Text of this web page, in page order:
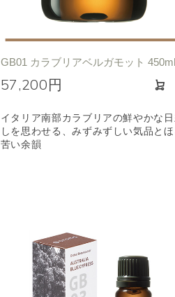
GB01 カラブリアベルガモット 450ml
57,200円
イタリア南部カラブリアの鮮やかな
しを思わせる、みずみずしい気品とほ
苦い余韻